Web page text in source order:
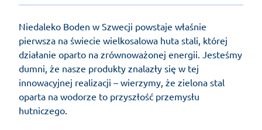
Niedaleko Boden w Szwecji powstaje właśnie
pierwsza na świecie wielkosalowa huta stali, której
działanie oparto na zrównoważonej energii. Jesteśmy
dumni, że nasze produkty znalazły się w tej
innowacyjnej realizacji – wierzymy, że zielona stal
oparta na wodorze to przyszłość przemysłu
hutniczego.